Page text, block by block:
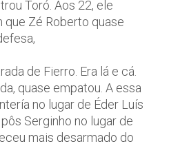
Toró. Aos 22, ele
Zé Roberto quase
de Fierro. Era lá e cá.
quase empatou. A essa
no lugar de Éder Luís
Serginho no lugar de
mais desarmado do